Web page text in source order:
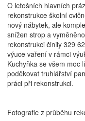
O letošních hlavních
rekonstrukce školní
nový nábytek, ale
snížen strop a
rekonstrukci činily 329
výuce vaření v rámci
Kuchyňka se všem moc
poděkovat truhlářství
práci při rekonstrukci.
Fotografie z průběhu